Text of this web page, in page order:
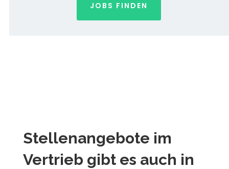
JOBS FINDEN
Stellenangebote im
Vertrieb gibt es auch in